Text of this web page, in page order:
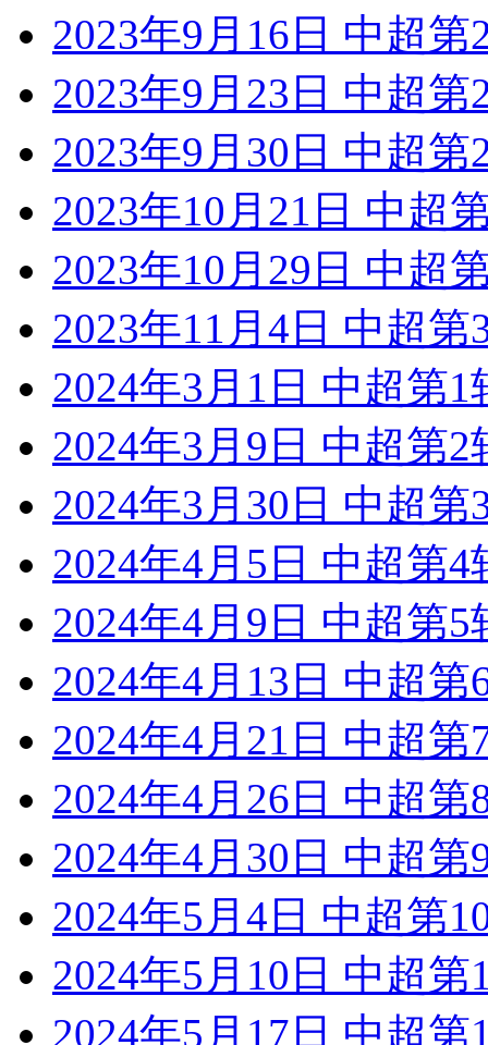
2023年9月16日 中超
2023年9月23日 中超
2023年9月30日 中超
2023年10月21日 中超
2023年10月29日 中超
2023年11月4日 中超
2024年3月1日 中超第
2024年3月9日 中超第
2024年3月30日 中超
2024年4月5日 中超第
2024年4月9日 中超第
2024年4月13日 中超
2024年4月21日 中超
2024年4月26日 中超
2024年4月30日 中超
2024年5月4日 中超第
2024年5月10日 中超
2024年5月17日 中超